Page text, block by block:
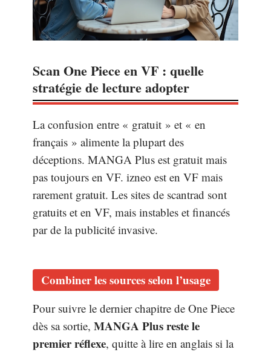
Scan One Piece en VF : quelle
stratégie de lecture adopter
La confusion entre « gratuit » et « en
français » alimente la plupart des
déceptions. MANGA Plus est gratuit mais
pas toujours en VF. izneo est en VF mais
rarement gratuit. Les sites de scantrad sont
gratuits et en VF, mais instables et financés
par de la publicité invasive.
Combiner les sources selon l’usage
Pour suivre le dernier chapitre de One Piece
dès sa sortie, MANGA Plus reste le
premier réflexe, quitte à lire en anglais si la